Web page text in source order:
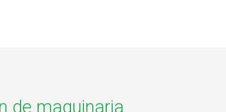
de maquinaria